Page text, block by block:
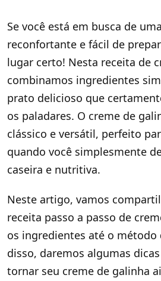
Se você está em busca de
reconfortante e fácil de
lugar certo! Nesta receita de
combinamos ingredientes
prato delicioso que
os paladares. O creme de
clássico e versátil, perfeito
quando você simplesmente
caseira e nutritiva.
Neste artigo, vamos
receita passo a passo de
os ingredientes até o método
disso, daremos algumas
tornar seu creme de galinha